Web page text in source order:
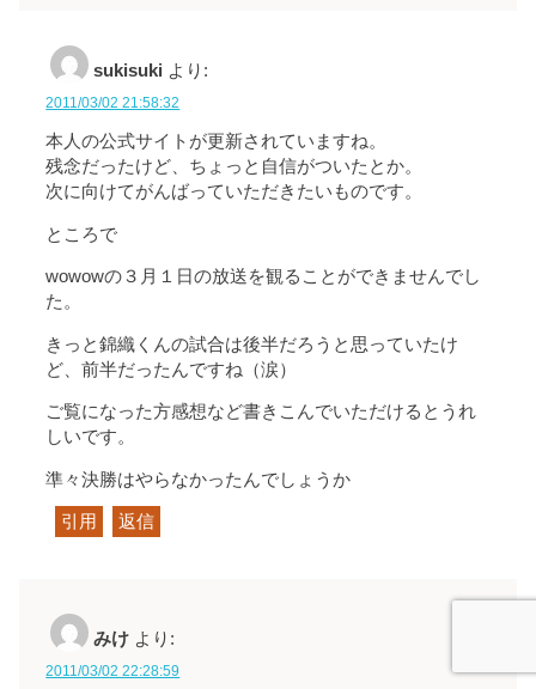
sukisuki より:
2011/03/02 21:58:32
本人の公式サイトが更新されていますね。
残念だったけど、ちょっと自信がついたとか。
次に向けてがんばっていただきたいものです。
ところで
wowowの３月１日の放送を観ることができませんでし
た。
きっと錦織くんの試合は後半だろうと思っていたけ
ど、前半だったんですね（涙）
ご覧になった方感想など書きこんでいただけるとうれ
しいです。
準々決勝はやらなかったんでしょうか
引用 返信
みけ より:
2011/03/02 22:28:59